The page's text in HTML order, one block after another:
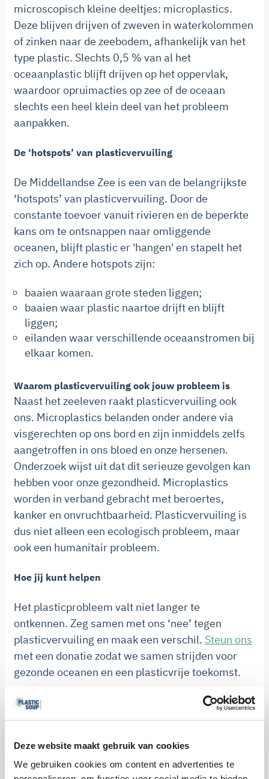
Deze website maakt gebruik van cookies
We gebruiken cookies om content en advertenties te
microscopisch kleine deeltjes: microplastics.
Deze blijven drijven of zweven in waterkolommen
of zinken naar de zeebodem, afhankelijk van het
type plastic. Slechts 0,5 % van al het
oceaanplastic blijft drijven op het oppervlak,
waardoor opruimacties op zee of de oceaan
slechts een heel klein deel van het probleem
aanpakken.
De ‘hotspots’ van plasticvervuiling
De Middellandse Zee is een van de belangrijkste
‘hotspots’ van plasticvervuiling. Door de
constante toevoer vanuit rivieren en de beperkte
kans om te ontsnappen naar omliggende
oceanen, blijft plastic er 'hangen' en stapelt het
zich op. Andere hotspots zijn:
baaien waaraan grote steden liggen;
baaien waar plastic naartoe drijft en blijft
liggen;
eilanden waar verschillende oceaanstromen bij
elkaar komen.
Waarom plasticvervuiling ook jouw probleem is
Naast het zeeleven raakt plasticvervuiling ook
ons. Microplastics belanden onder andere via
visgerechten op ons bord en zijn inmiddels zelfs
aangetroffen in ons bloed en onze hersenen.
Onderzoek wijst uit dat dit serieuze gevolgen kan
hebben voor onze gezondheid. Microplastics
worden in verband gebracht met beroertes,
kanker en onvruchtbaarheid. Plasticvervuiling is
dus niet alleen een ecologisch probleem, maar
ook een humanitair probleem.
Hoe jij kunt helpen
Het plasticprobleem valt niet langer te
ontkennen. Zeg samen met ons ‘nee’ tegen
plasticvervuiling en maak een verschil. Steun ons
met een donatie zodat we samen strijden voor
gezonde oceanen en een plasticvrije toekomst.
Recente berichten